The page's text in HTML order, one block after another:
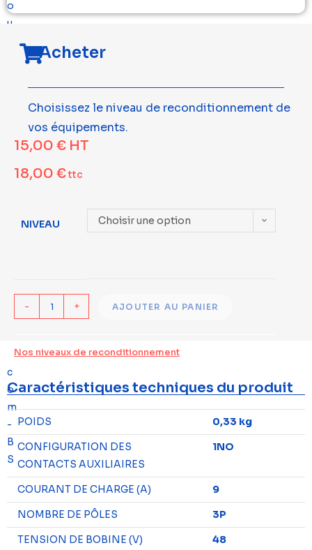
Acheter
Choisissez le niveau de reconditionnement de
vos équipements.
15,00 € HT
18,00 €ttc
NIVEAU Choisir une option
- + AJOUTER AU PANIER
Nos niveaux de reconditionnement
Caractéristiques techniques du produit
POIDS
0,33 kg
CONFIGURATION DES
CONTACTS AUXILIAIRES
1NO
COURANT DE CHARGE (A)
9
NOMBRE DE PÔLES
3P
TENSION DE BOBINE (V)
48